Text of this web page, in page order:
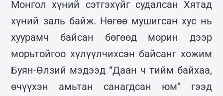
Монгол хүний сэтгэхүйг судалсан Хятад
хүний заль байж. Нөгөө мушигсан хус нь
хуурамч байсан бөгөөд морин дээр
морьтойгоо хүлүүлчихсэн байсанг хожим
Буян-Өлзий мэдээд “Даан ч тийм байхаа,
өчүүхэн амьтан санагдсан юм” гээд